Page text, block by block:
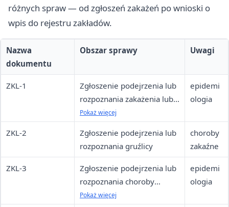
różnych spraw — od zgłoszeń zakażeń po wnioski o
wpis do rejestru zakładów.
Nazwa
dokumentu
Obszar sprawy Uwagi
ZKL-1
Zgłoszenie podejrzenia lub
rozpoznania zakażenia lub
choroby zakaźnej
Pokaż więcej
epidemi
ologia
ZKL-2
Zgłoszenie podejrzenia lub
rozpoznania gruźlicy
choroby
zakaźne
ZKL-3
Zgłoszenie podejrzenia lub
rozpoznania choroby
przenoszonej drogą
Pokaż więcej
epidemi
ologia